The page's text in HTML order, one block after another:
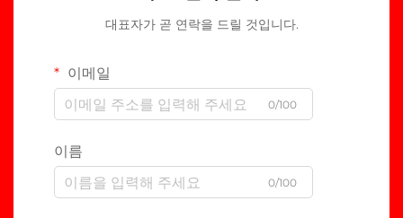
대표자가 곧 연락을 드릴 것입니다.
이메일
0/100
이름
0/100